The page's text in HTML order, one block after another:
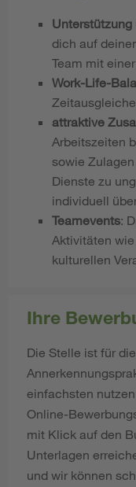
Unterstützung
dich auf
Team mit
Work-Life-
attraktive
Arbeitszeiten
sowie
Dienste zu
individuell
Teamevents:
Aktivitäten
kulturellen
Ihre
Die Stelle ist für
einfachsten
Online-
mit Klick auf den
Unterlagen
und wir können